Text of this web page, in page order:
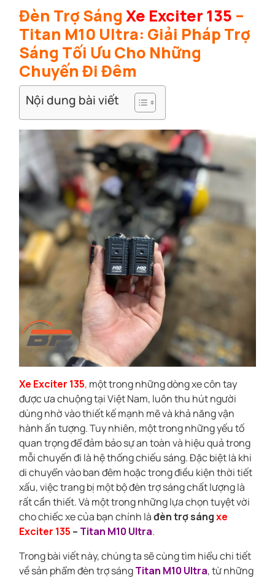
Đèn Trợ Sáng Xe Exciter 135 –
Titan M10 Ultra: Giải Pháp Trợ
Sáng Tối Ưu Cho Những
Chuyến Đi Đêm
Nội dung bài viết
Xe Exciter 135, một trong những dòng xe côn tay
được ưa chuộng tại Việt Nam, luôn thu hút người
dùng nhờ vào thiết kế mạnh mẽ và khả năng vận
hành ấn tượng. Tuy nhiên, một trong những yếu tố
quan trọng để đảm bảo sự an toàn và hiệu quả trong
mỗi chuyến đi là hệ thống chiếu sáng. Đặc biệt là khi
di chuyển vào ban đêm hoặc trong điều kiện thời tiết
xấu, việc trang bị một bộ đèn trợ sáng chất lượng là
rất cần thiết. Và một trong những lựa chọn tuyệt vời
cho chiếc xe của bạn chính làđèn trợ sángxe
Exciter 135 – Titan M10 Ultra.
Trong bài viết này, chúng ta sẽ cùng tìm hiểu chi tiết
về sản phẩm đèn trợ sángTitan M10 Ultra, từ những